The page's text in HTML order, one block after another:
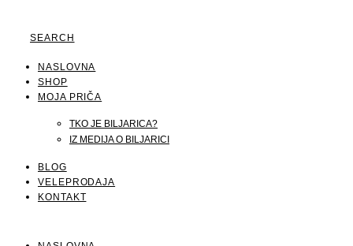
SEARCH
NASLOVNA
SHOP
MOJA PRIČA
TKO JE BILJARICA?
IZ MEDIJA O BILJARICI
BLOG
VELEPRODAJA
KONTAKT